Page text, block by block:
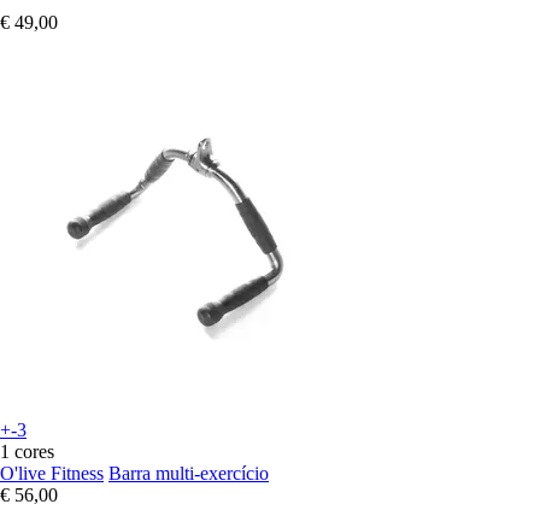
€ 49,00
+-3
1 cores
O'live Fitness Barra multi-exercício
€ 56,00